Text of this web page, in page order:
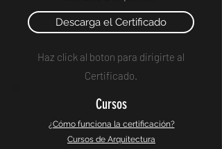
Descarga el Certificado
Haz click al boton para dirigirte al
Certificado.
Cursos
¿Cómo funciona la certificación?
Cursos de Arquitectura